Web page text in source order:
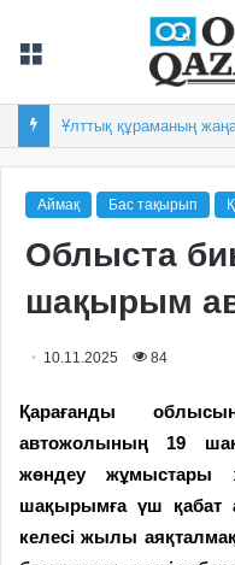
Ұлттық құраманың
Аймақ Бас тақырып
Облыста
шақырым
10.11.2025 84
Қарағанды
автожолының 19
жөндеу жұмыстары
шақырымға үш қабат
келесі жылы